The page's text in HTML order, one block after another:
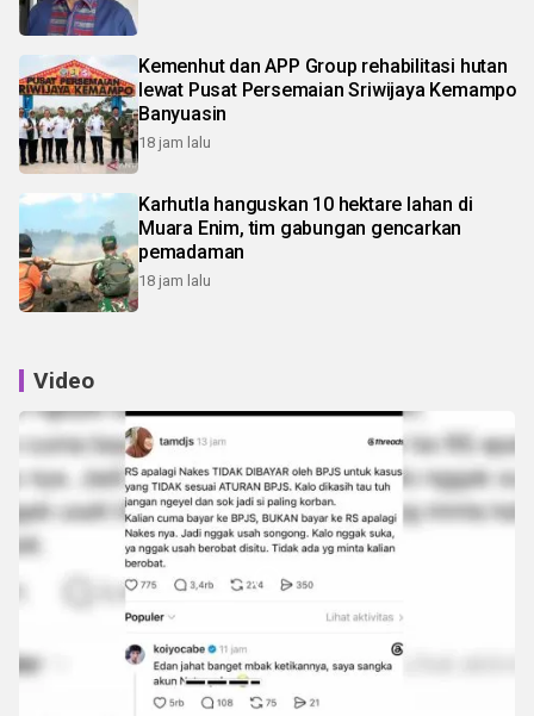
Kemenhut dan APP Group rehabilitasi hutan
lewat Pusat Persemaian Sriwijaya Kemampo
Banyuasin
18 jam lalu
Karhutla hanguskan 10 hektare lahan di
Muara Enim, tim gabungan gencarkan
pemadaman
18 jam lalu
Video